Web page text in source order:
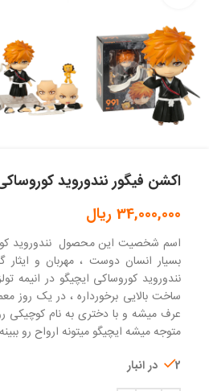
اکشن فیگور نندوروید
34,000,000 ریال
اسم شخصیت این محصول نندوروید
بسیار انسان دوست ، مهربان و
نندوروید کوروساکی ایچیگو در انیمه
ساخت بالایی برخورداره ، در یک روز
عرف میشه و با دختری به نام کوچیکی
متوجه میشه ایچیگو میتونه ارواح رو
2 در انبار